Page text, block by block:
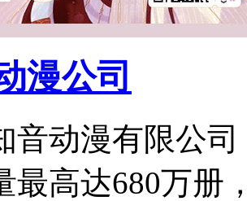
漫公司
音动漫有限公
最高达680万册